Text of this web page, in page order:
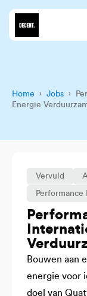
Home › Jobs ›
Energie
Vervuld
Performance
Bouwen aan
energie voor
doel van